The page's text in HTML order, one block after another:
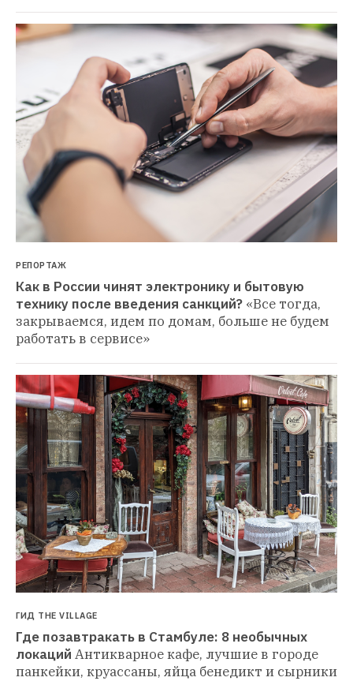
РЕПОРТАЖ
Как в России чинят электронику и бытовую
технику после введения санкций? «Все тогда,
закрываемся, идем по домам, больше не будем
работать в сервисе»
ГИД THE VILLAGE
Где позавтракать в Стамбуле: 8 необычных
локаций Антикварное кафе, лучшие в городе
панкейки, круассаны, яйца бенедикт и сырники